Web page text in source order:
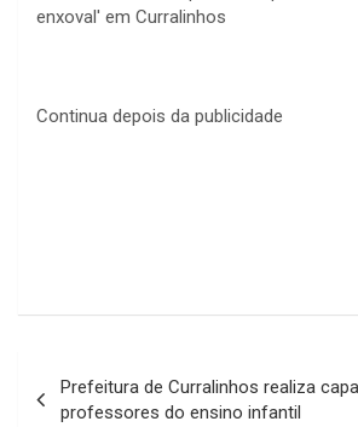
Continua depois da publicidade
de
Prefeitura de Curralinhos realiza
professores do ensino infantil